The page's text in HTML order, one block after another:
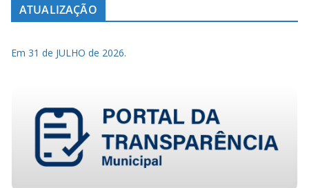
ATUALIZAÇÃO
Em 31 de JULHO de 2026.